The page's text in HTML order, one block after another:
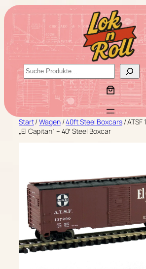
Zum
Inhalt
springen
S
u
c
h
e
n
Start/Wagen/40ft Steel Boxcars/ ATSF
„El Capitan“ – 40′ Steel Boxcar